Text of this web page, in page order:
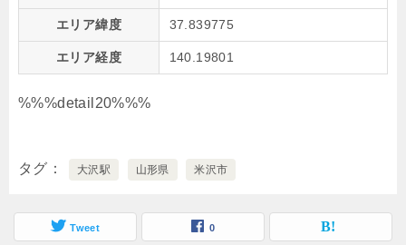
エリア緯度 37.839775
エリア経度 140.19801
%%%detail20%%%
タグ 大沢駅 山形県 米沢市
Tweet 0